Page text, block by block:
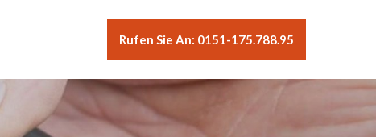
Rufen Sie An: 0151-175.788.95